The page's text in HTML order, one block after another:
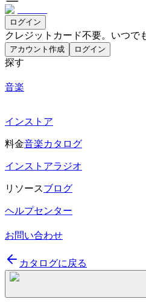
ログイン
クレジットカード不要。いつで
アカウント作成 ログイン
探す
音楽
インストア
料金音楽カタログ
インストアラジオ
リソースブログ
ヘルプセンター
お問い合わせ
カタログに戻る